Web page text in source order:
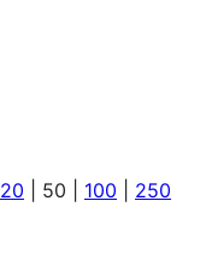
20 50 100
250